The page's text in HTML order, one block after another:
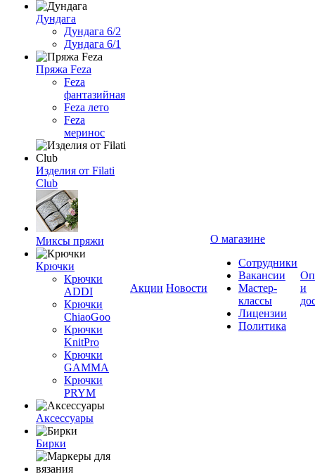
Дундага
Дундага 6/2
Дундага 6/1
Пряжа Feza
Feza
фантазийная
Feza лето
Feza
меринос
Изделия от Filati
Club
Миксы пряжи
Крючки
Крючки
ADDI
Крючки
ChiaoGoo
Крючки
KnitPro
Крючки
GAMMA
Крючки
PRYM
Аксессуары
Бирки
Акции Новости
О магазине
Сотрудники
Вакансии
Мастер-
классы
Лицензии
Политика
и